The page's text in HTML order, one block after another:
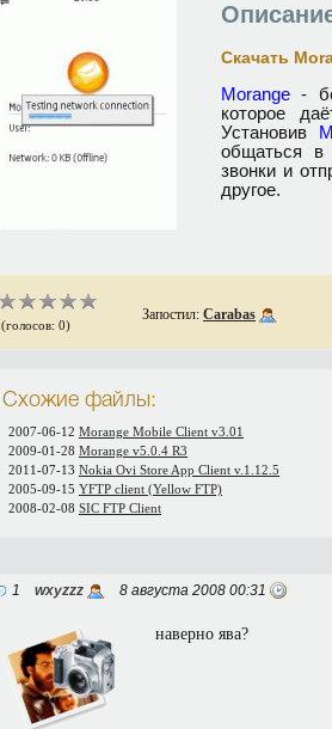
Скачать
Morange -
которое
Установив
общаться в
звонки и
другое.
(голосов: 0)
Запостил: Carabas
Схожие файлы:
2007-06-12 Morange Mobile Client v3.01
2009-01-28 Morange v5.0.4 R3
2011-07-13 Nokia Ovi Store App Client v.1.12.5
2005-09-15 YFTP client (Yellow FTP)
2008-02-08 SIC FTP Client
1 wxyzzz 8 августа 2008 00:31
наверно ява?